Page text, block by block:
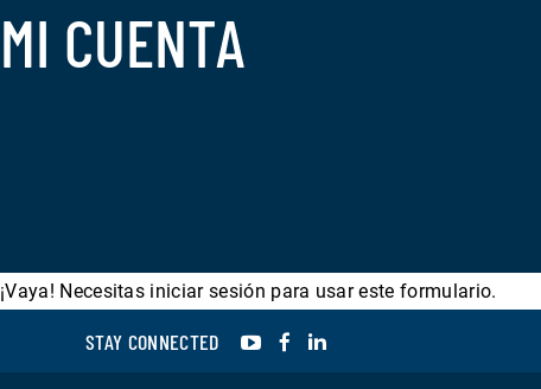
MI CUENTA
¡Vaya! Necesitas iniciar sesión para usar este formulario.
STAY CONNECTED YouTubeFacebook